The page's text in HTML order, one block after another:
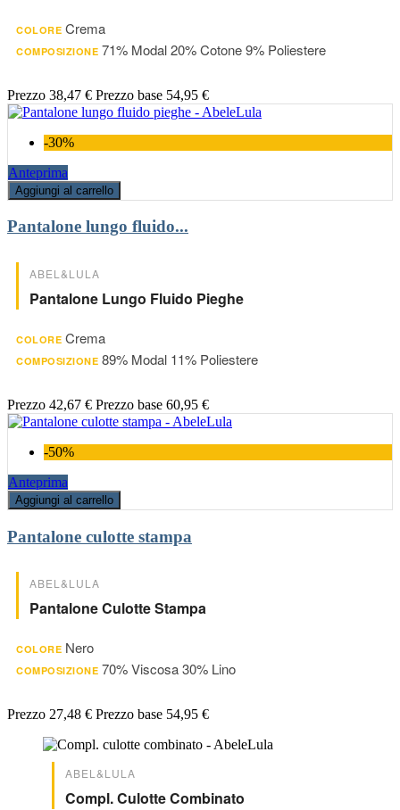
COLORE Crema
COMPOSIZIONE 71% Modal 20% Cotone 9% Poliestere
Prezzo 38,47 € Prezzo base 54,95 €
-30%
Anteprima
Aggiungi al carrello
Pantalone lungo fluido...
ABEL&LULA
Pantalone Lungo Fluido Pieghe
COLORE Crema
COMPOSIZIONE 89% Modal 11% Poliestere
Prezzo 42,67 € Prezzo base 60,95 €
-50%
Anteprima
Aggiungi al carrello
Pantalone culotte stampa
ABEL&LULA
Pantalone Culotte Stampa
COLORE Nero
COMPOSIZIONE 70% Viscosa 30% Lino
Prezzo 27,48 € Prezzo base 54,95 €
ABEL&LULA
Compl. Culotte Combinato